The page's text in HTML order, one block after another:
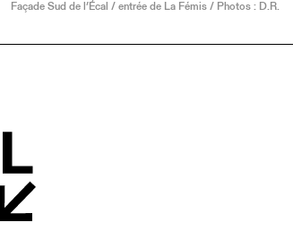
Façade Sud de l’Écal / entrée de La Fémis / Photos : D.R.